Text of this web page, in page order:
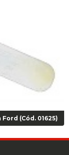
(Cód. 01625)